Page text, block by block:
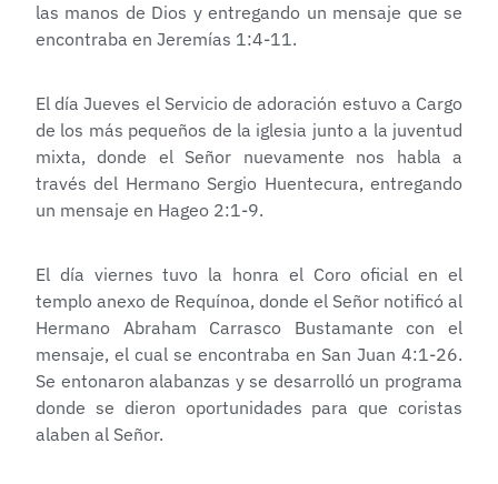
las manos de Dios y entregando un mensaje que se
encontraba en Jeremías 1:4-11.
El día Jueves el Servicio de adoración estuvo a Cargo
de los más pequeños de la iglesia junto a la juventud
mixta, donde el Señor nuevamente nos habla a
través del Hermano Sergio Huentecura, entregando
un mensaje en Hageo 2:1-9.
El día viernes tuvo la honra el Coro oficial en el
templo anexo de Requínoa, donde el Señor notificó al
Hermano Abraham Carrasco Bustamante con el
mensaje, el cual se encontraba en San Juan 4:1-26.
Se entonaron alabanzas y se desarrolló un programa
donde se dieron oportunidades para que coristas
alaben al Señor.